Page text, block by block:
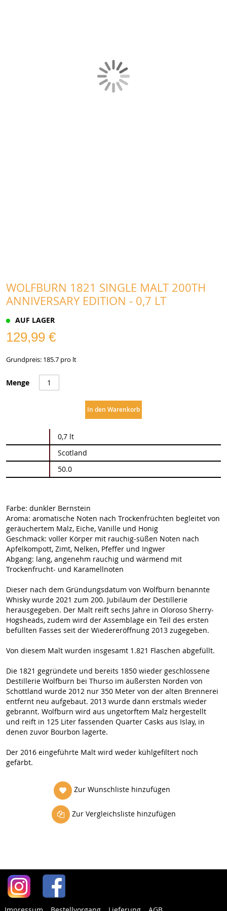
WOLFBURN 1821 SINGLE MALT 200TH
ANNIVERSARY EDITION - 0,7 LT
AUF LAGER
129,99 €
Grundpreis: 185.7 pro lt
Menge
In den Warenkorb
Informationen
0,7 lt
Scotland
50.0
Farbe: dunkler Bernstein
Aroma: aromatische Noten nach Trockenfrüchten begleitet von
geräuchertem Malz, Eiche, Vanille und Honig
Geschmack: voller Körper mit rauchig-süßen Noten nach
Apfelkompott, Zimt, Nelken, Pfeffer und Ingwer
Abgang: lang, angenehm rauchig und wärmend mit
Trockenfrucht- und Karamellnoten
Dieser nach dem Gründungsdatum von Wolfburn benannte
Whisky wurde 2021 zum 200. Jubiläum der Destillerie
herausgegeben. Der Malt reift sechs Jahre in Oloroso Sherry-
Hogsheads, zudem wird der Assemblage ein Teil des ersten
befüllten Fasses seit der Wiedereröffnung 2013 zugegeben.
Von diesem Malt wurden insgesamt 1.821 Flaschen abgefüllt.
Die 1821 gegründete und bereits 1850 wieder geschlossene
Destillerie Wolfburn bei Thurso im äußersten Norden von
Schottland wurde 2012 nur 350 Meter von der alten Brennerei
entfernt neu aufgebaut. 2013 wurde dann erstmals wieder
gebrannt. Wolfburn wird aus ungetorftem Malz hergestellt
und reift in 125 Liter fassenden Quarter Casks aus Islay, in
denen zuvor Bourbon lagerte.
Der 2016 eingeführte Malt wird weder kühlgefiltert noch
gefärbt.
Zur Wunschliste hinzufügen
Zur Vergleichsliste hinzufügen